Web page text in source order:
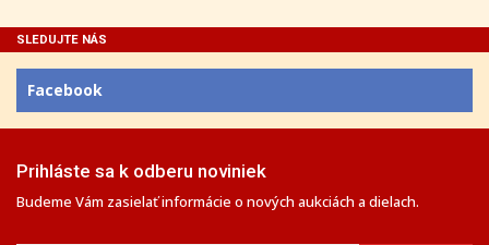
SLEDUJTE NÁS
Facebook
Prihláste sa k odberu noviniek
Budeme Vám zasielať informácie o nových aukciách a dielach.